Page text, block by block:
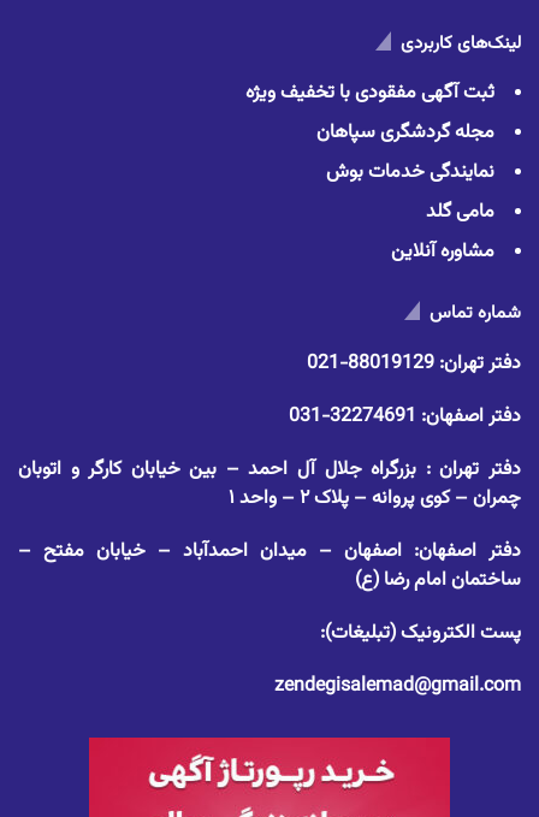
لینک‌های کاربردی
ثبت آگهی مفقودی با تخفیف ویژه
مجله گردشگری سپاهان
نمایندگی خدمات بوش
مامی گلد
مشاوره آنلاین
شماره تماس
دفتر تهران: 88019129-021
دفتر اصفهان: 32274691-031
دفتر تهران : بزرگراه جلال آل احمد – بین خیابان کارگر و اتوبان
چمران – کوی پروانه – پلاک ۲ – واحد ۱
دفتر اصفهان: اصفهان – میدان احمدآباد – خیابان مفتح –
ساختمان امام رضا (ع)
پست الکترونیک (تبلیغات):
zendegisalemad@gmail.com